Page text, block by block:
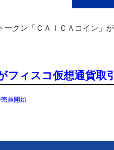
ークン「ＣＡＩＣＡコイン」
フィスコ仮想通貨取
買開始